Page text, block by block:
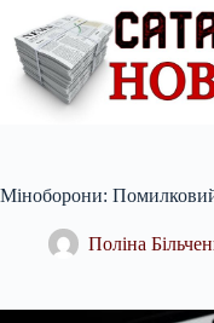
вмісту
Міноборони:
Поліна